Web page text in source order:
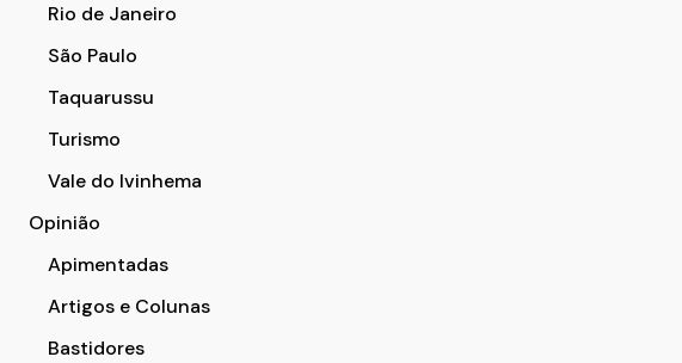
Rio de Janeiro
São Paulo
Taquarussu
Turismo
Vale do Ivinhema
Opinião
Apimentadas
Artigos e Colunas
Bastidores